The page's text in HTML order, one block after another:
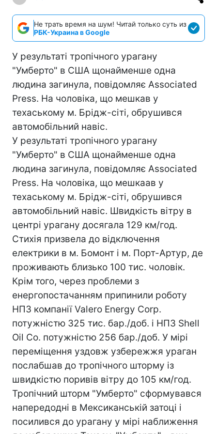
Не трать время на шум! Читай только суть из
РБК-Украина в Google
У результаті тропічного урагану
"Умберто" в США щонайменше одна
людина загинула, повідомляє Associated
Press. На чоловіка, що мешкав у
техаському м. Брідж-сіті, обрушився
автомобільний навіс.
У результаті тропічного урагану
"Умберто" в США щонайменше одна
людина загинула, повідомляє Associated
Press. На чоловіка, що мешкаав у
техаському м. Брідж-сіті, обрушився
автомобільний навіс. Швидкість вітру в
центрі урагану досягала 129 км/год.
Стихія призвела до відключення
електрики в м. Бомонт і м. Порт-Артур, де
проживають близько 100 тис. чоловік.
Крім того, через проблеми з
енергопостачанням припинили роботу
НПЗ компанії Valero Energy Corp.
потужністю 325 тис. бар./доб. і НПЗ Shell
Oil Co. потужністю 256 бар./доб. У мірі
переміщення уздовж узбережжя ураган
послабшав до тропічного шторму із
швидкістю поривів вітру до 105 км/год.
Тропічний шторм "Умберто" сформувався
напередодні в Мексиканській затоці і
посилився до урагану у мірі наближення